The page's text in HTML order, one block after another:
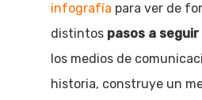
infografía para ver de
distintos pasos a seguir
los medios de
historia, construye un